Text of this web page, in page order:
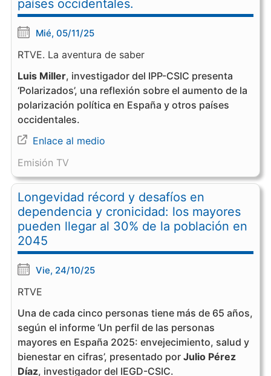
países occidentales.
Mié, 05/11/25
RTVE. La aventura de saber
Luis Miller, investigador del IPP-CSIC presenta
‘Polarizados’, una reflexión sobre el aumento de la
polarización política en España y otros países
occidentales.
Enlace al medio
Emisión TV
Longevidad récord y desafíos en
dependencia y cronicidad: los mayores
pueden llegar al 30% de la población en
2045
Vie, 24/10/25
RTVE
Una de cada cinco personas tiene más de 65 años,
según el informe ‘Un perfil de las personas
mayores en España 2025: envejecimiento, salud y
bienestar en cifras’, presentado porJulio Pérez
Díaz, investigador del IEGD-CSIC.